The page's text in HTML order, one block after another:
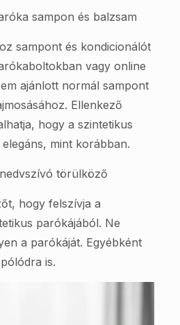
sampon és balzsam
sampont és kondicionálót
vagy online
ajánlott normál sampont
Ellenkező
hogy a szintetikus
mint korábban.
törülköző
hogy felszívja a
parókájából. Ne
a parókáját. Egyébként
is.